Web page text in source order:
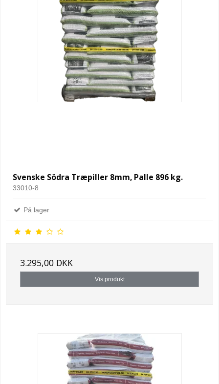
Svenske Södra Træpiller 8mm, Palle 896 kg.
33010-8
På lager
3.295,00 DKK
Vis produkt